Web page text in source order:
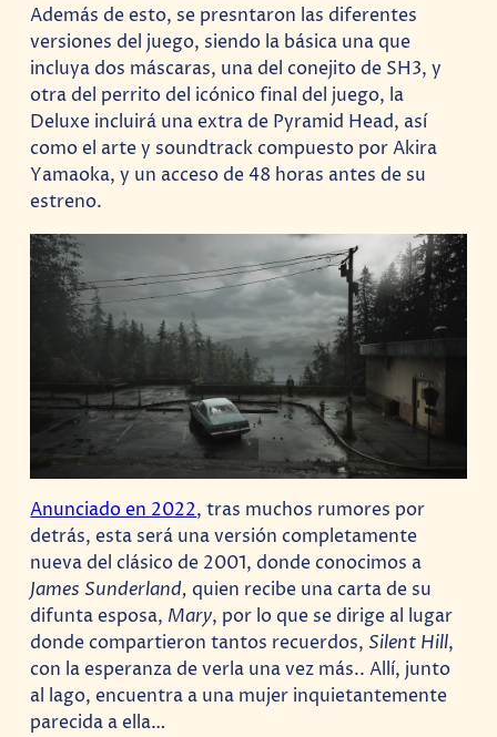
Además de esto, se presntaron las diferentes
versiones del juego, siendo la básica una que
incluya dos máscaras, una del conejito de SH3, y
otra del perrito del icónico final del juego, la
Deluxe incluirá una extra de Pyramid Head, así
como el arte y soundtrack compuesto por Akira
Yamaoka, y un acceso de 48 horas antes de su
estreno.
Anunciado en 2022, tras muchos rumores por
detrás, esta será una versión completamente
nueva del clásico de 2001, donde conocimos a
James Sunderland,quien recibe una carta de su
difunta esposa, Mary, por lo que se dirige al lugar
donde compartieron tantos recuerdos, Silent Hill,
con la esperanza de verla una vez más.. Allí, junto
al lago, encuentra a una mujer inquietantemente
parecida a ella…